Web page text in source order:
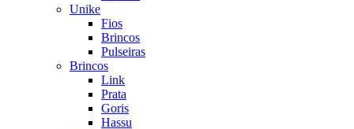
Unike
Fios
Brincos
Pulseiras
Brincos
Link
Prata
Goris
Hassu